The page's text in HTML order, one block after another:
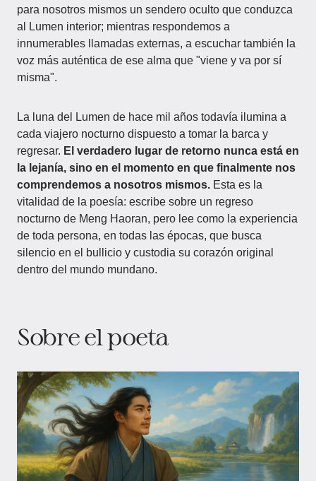
para nosotros mismos un sendero oculto que conduzca
al Lumen interior; mientras respondemos a
innumerables llamadas externas, a escuchar también la
voz más auténtica de ese alma que "viene y va por sí
misma".
La luna del Lumen de hace mil años todavía ilumina a
cada viajero nocturno dispuesto a tomar la barca y
regresar. El verdadero lugar de retorno nunca está en
la lejanía, sino en el momento en que finalmente nos
comprendemos a nosotros mismos. Esta es la
vitalidad de la poesía: escribe sobre un regreso
nocturno de Meng Haoran, pero lee como la experiencia
de toda persona, en todas las épocas, que busca
silencio en el bullicio y custodia su corazón original
dentro del mundo mundano.
Sobre el poeta